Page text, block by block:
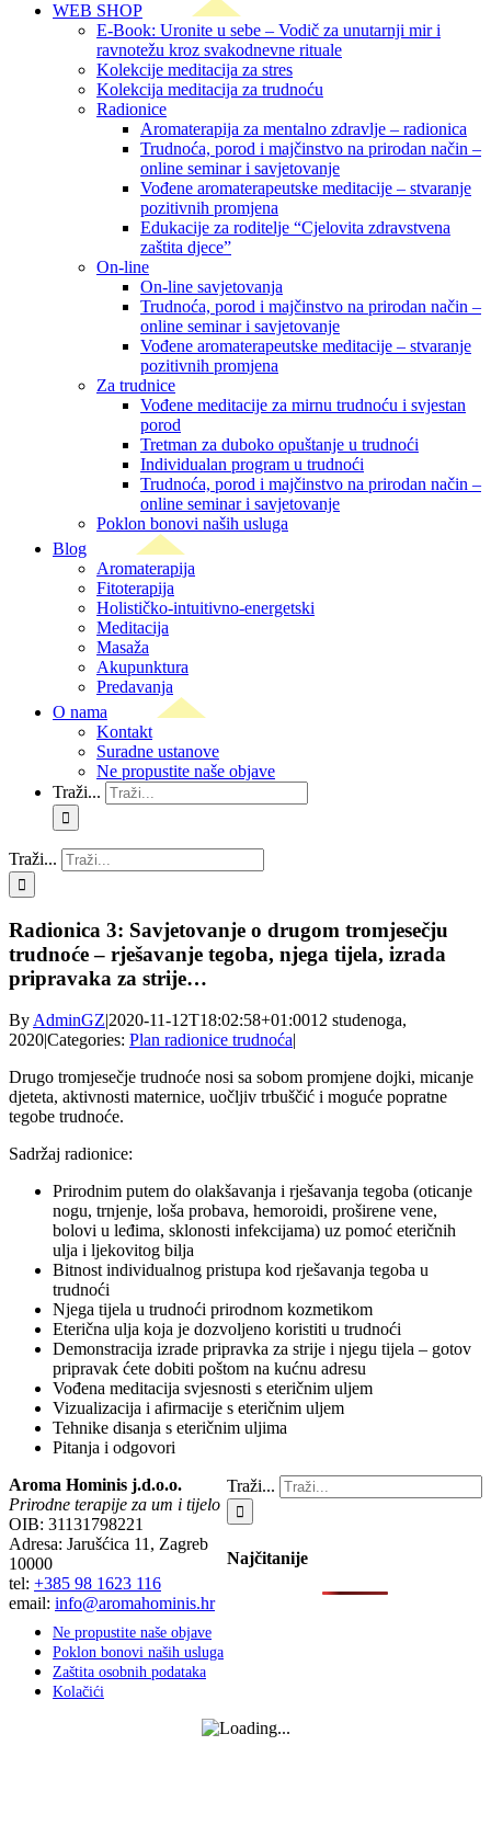
WEB SHOP
E-Book: Uronite u sebe – Vodič za unutarnji mir i
ravnotežu kroz svakodnevne rituale
Kolekcije meditacija za stres
Kolekcija meditacija za trudnoću
Radionice
Aromaterapija za mentalno zdravlje – radionica
Trudnoća, porod i majčinstvo na prirodan način –
online seminar i savjetovanje
Vođene aromaterapeutske meditacije – stvaranje
pozitivnih promjena
Edukacije za roditelje “Cjelovita zdravstvena
zaštita djece”
On-line
On-line savjetovanja
Trudnoća, porod i majčinstvo na prirodan način –
online seminar i savjetovanje
Vođene aromaterapeutske meditacije – stvaranje
pozitivnih promjena
Za trudnice
Vođene meditacije za mirnu trudnoću i svjestan
porod
Tretman za duboko opuštanje u trudnoći
Individualan program u trudnoći
Trudnoća, porod i majčinstvo na prirodan način –
online seminar i savjetovanje
Poklon bonovi naših usluga
Blog
Aromaterapija
Fitoterapija
Holističko-intuitivno-energetski
Meditacija
Masaža
Akupunktura
Predavanja
O nama
Kontakt
Suradne ustanove
Ne propustite naše objave
Traži...
Traži...
Radionica 3: Savjetovanje o drugom tromjesečju
trudnoće – rješavanje tegoba, njega tijela, izrada
pripravaka za strije…
ByAdminGZ|2020-11-12T18:02:58+01:0012 studenoga,
2020|Categories: Plan radionice trudnoća|
Drugo tromjesečje trudnoće nosi sa sobom promjene dojki, micanje
djeteta, aktivnosti maternice, uočljiv trbuščić i moguće popratne
tegobe trudnoće.
Sadržaj radionice:
Prirodnim putem do olakšavanja i rješavanja tegoba (oticanje
nogu, trnjenje, loša probava, hemoroidi, proširene vene,
bolovi u leđima, sklonosti infekcijama) uz pomoć eteričnih
ulja i ljekovitog bilja
Bitnost individualnog pristupa kod rješavanja tegoba u
trudnoći
Njega tijela u trudnoći prirodnom kozmetikom
Eterična ulja koja je dozvoljeno koristiti u trudnoći
Demonstracija izrade pripravka za strije i njegu tijela – gotov
pripravak ćete dobiti poštom na kućnu adresu
Vođena meditacija svjesnosti s eteričnim uljem
Vizualizacija i afirmacije s eteričnim uljem
Tehnike disanja s eteričnim uljima
Pitanja i odgovori
Traži...
Najčitanije
Aroma Hominis j.d.o.o.
Prirodne terapije za um i tijelo
OIB: 31131798221
Adresa: Jarušćica 11, Zagreb
10000
tel: +385 98 1623 116
email: info@aromahominis.hr
Ne propustite naše objave
Poklon bonovi naših usluga
Zaštita osobnih podataka
Kolačići